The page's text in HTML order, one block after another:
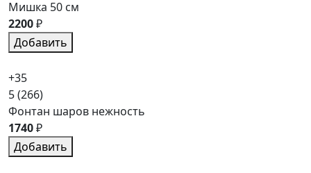
Мишка 50 см
2200₽
Добавить
+35
5(266)
Фонтан шаров нежность
1740₽
Добавить